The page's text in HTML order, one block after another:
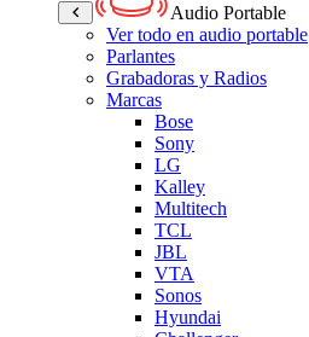
Audio Portable
Ver todo en audio portable
Parlantes
Grabadoras y Radios
Marcas
Bose
Sony
LG
Kalley
Multitech
TCL
JBL
VTA
Sonos
Hyundai